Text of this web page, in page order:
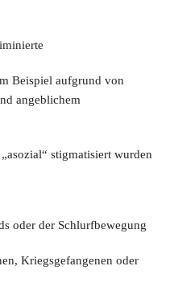
Beispiel aufgrund von
angeblichem
stigmatisiert wurden
oder der Schlurfbewegung
Kriegsgefangenen oder